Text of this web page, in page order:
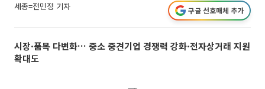
세종=전민정 기자 구글 선호매체 추가
시장·품목 다변화… 중소 중견기업 경쟁력 강화·전자상거래 지원
확대도